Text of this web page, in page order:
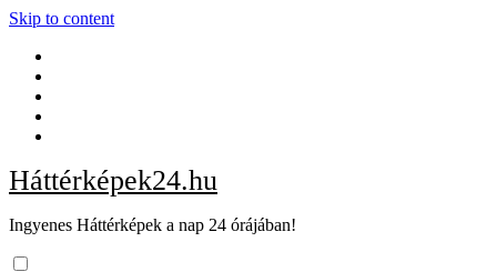
Skip to content
Háttérképek24.hu
Ingyenes Háttérképek a nap 24 órájában!